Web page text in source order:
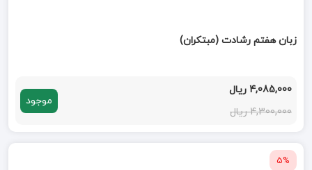
زبان هفتم رشادت (مبتکران)
4,085,000 ریال
4,300,000 ریال
موجود
5%